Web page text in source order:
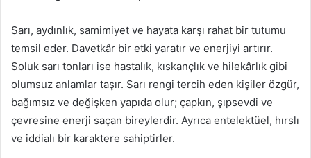
Sarı, aydınlık, samimiyet ve hayata karşı rahat bir tutumu
temsil eder. Davetkâr bir etki yaratır ve enerjiyi artırır.
Soluk sarı tonları ise hastalık, kıskançlık ve hilekârlık gibi
olumsuz anlamlar taşır. Sarı rengi tercih eden kişiler özgür,
bağımsız ve değişken yapıda olur; çapkın, şıpsevdi ve
çevresine enerji saçan bireylerdir. Ayrıca entelektüel, hırslı
ve iddialı bir karaktere sahiptirler.